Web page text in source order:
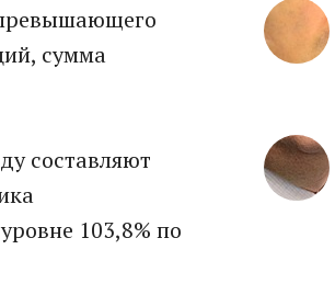
сумма
составляют
103,8% по